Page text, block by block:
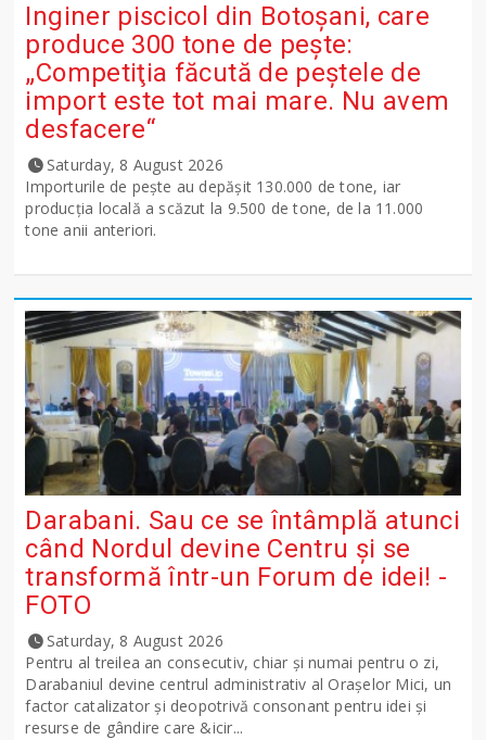
Inginer piscicol din Botoşani, care
produce 300 tone de peşte:
„Competiţia făcută de peştele de
import este tot mai mare. Nu avem
desfacere“
Saturday, 8 August 2026
Importurile de peşte au depăşit 130.000 de tone, iar
producţia locală a scăzut la 9.500 de tone, de la 11.000
tone anii anteriori.
Darabani. Sau ce se întâmplă atunci
când Nordul devine Centru și se
transformă într-un Forum de idei! -
FOTO
Saturday, 8 August 2026
Pentru al treilea an consecutiv, chiar și numai pentru o zi,
Darabaniul devine centrul administrativ al Orașelor Mici, un
factor catalizator și deopotrivă consonant pentru idei și
resurse de gândire care &icir...